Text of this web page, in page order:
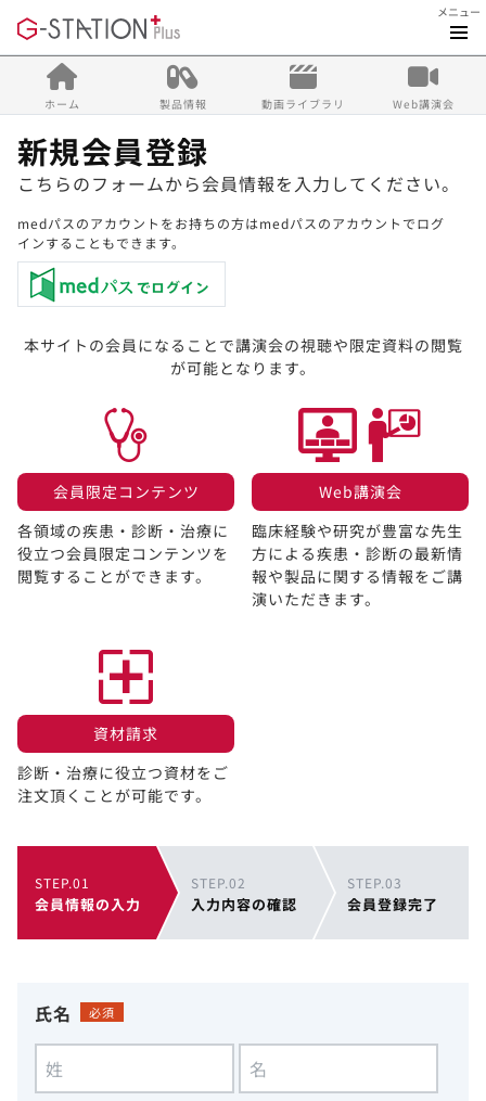
メニュー
ホーム 製品情報 動画ライブラリ Web講演会
新規会員登録
こちらのフォームから会員情報を入力してください。
medパスのアカウントをお持ちの方はmedパスのアカウントでログ
インすることもできます。
本サイトの会員になることで講演会の視聴や限定資料の閲覧
が可能となります。
会員限定コンテンツ​
各領域の疾患・診断・治療に
役立つ会員限定コンテンツを
閲覧することができます。​
Web講演会​
臨床経験や研究が豊富な先生
方による疾患・診断の最新情
報や製品に関する情報をご講
演いただきます。
資材請求​
診断・治療に役立つ資材をご
注文頂くことが可能です。
STEP.01
会員情報の入力
STEP.02
入力内容の確認
STEP.03
会員登録完了
氏名 必須